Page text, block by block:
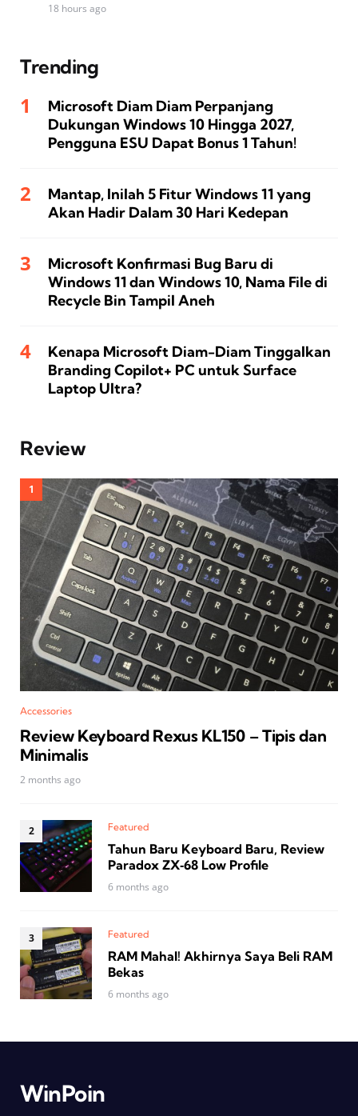
18 hours ago
Trending
Microsoft Diam Diam Perpanjang
Dukungan Windows 10 Hingga 2027,
Pengguna ESU Dapat Bonus 1 Tahun!
Mantap, Inilah 5 Fitur Windows 11 yang
Akan Hadir Dalam 30 Hari Kedepan
Microsoft Konfirmasi Bug Baru di
Windows 11 dan Windows 10, Nama File di
Recycle Bin Tampil Aneh
Kenapa Microsoft Diam-Diam Tinggalkan
Branding Copilot+ PC untuk Surface
Laptop Ultra?
Review
Accessories
Review Keyboard Rexus KL150 – Tipis dan
Minimalis
2 months ago
Featured
Tahun Baru Keyboard Baru, Review
Paradox ZX‑68 Low Profile
6 months ago
Featured
RAM Mahal! Akhirnya Saya Beli RAM
Bekas
6 months ago
WinPoin